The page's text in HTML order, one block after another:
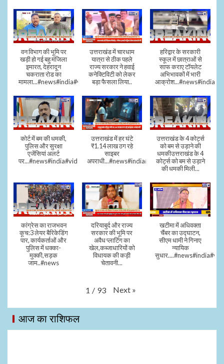
वन विभाग की भूमि पर
खड़ी हो गई बहु मंजिला
इमारत, देहरादून
चकराता रोड का
मामला...#news#india#video
उत्तराखंड में चारधाम
यात्रा से ठीक पहले
राज्य सरकार ने हवाई
कनेक्टिविटी को लेकर
बड़ा फैसला लिया..
हरिद्वार के सरकारी
स्कूल में छात्राओं से
साफ कराए टॉयलेट
अभिभावकों में भारी
आक्रोश...#news#india
कोर्ट में बम की धमकी,
पुलिस और सुरक्षा
एजेंसियां अलर्ट
पर...#news#india#video#viral
उत्तराखंड में हर घंटे
₹1.14 लाख ठग रहे
साइबर
अपराधी...#news#india#video#viral
उत्तराखंड के 4 कोर्ट्स
को बम से उड़ाने की
धमकीउत्तराखंड के 4
कोर्ट्स को बम से उड़ाने
की धमकी मिली...
कांग्रेस का राजभवन
कूच:3 लेयर बैरिकेडिंग
पार, कार्यकर्ताओं और
पुलिस में धक्का-
मुक्की,सड़क
जाम..#news
दरियाबुर्द और राज्य
सरकार की भूमि पर
अवैध प्लाटिंग का
खेल,कब्जाधारियों को
विधायक की कड़ी
चेतावनी...
खटीमा में अधिवक्ता
चैंबर का उद्घाटन,
सीएम धामी ने गिनाए
न्यायिक
1 / 93 Next »
आज का राशिफल